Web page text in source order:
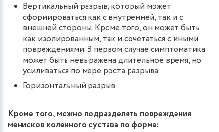
Вертикальный разрыв, который может
сформироваться как с внутренней, так и с
внешней стороны. Кроме того, он может быть
как изолированным, так и сочетаться с иными
повреждениями. В первом случае симптоматика
может быть невыражена длительное время, но
усиливаться по мере роста разрыва.
Горизонтальный разрыв.
Кроме того, можно подразделять повреждения
менисков коленного сустава по форме: